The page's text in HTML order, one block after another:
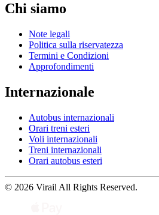
Chi siamo
Note legali
Politica sulla riservatezza
Termini e Condizioni
Approfondimenti
Internazionale
Autobus internazionali
Orari treni esteri
Voli internazionali
Treni internazionali
Orari autobus esteri
© 2026 Virail All Rights Reserved.